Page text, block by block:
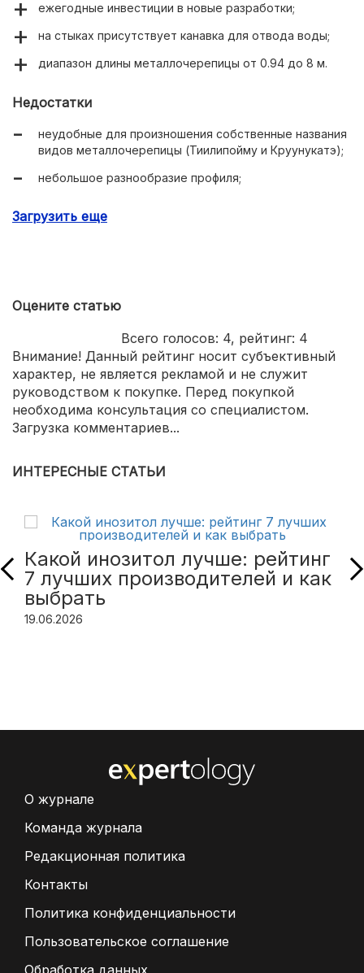
ежегодные инвестиции в новые разработки;
на стыках присутствует канавка для отвода воды;
диапазон длины металлочерепицы от 0.94 до 8 м.
Недостатки
неудобные для произношения собственные названия
видов металлочерепицы (Тиилипойму и Круунукатэ);
небольшое разнообразие профиля;
Загрузить еще
Оцените статью
Всего голосов: 4, рейтинг: 4
Внимание! Данный рейтинг носит субъективный
характер, не является рекламой и не служит
руководством к покупке. Перед покупкой
необходима консультация со специалистом.
Загрузка комментариев...
ИНТЕРЕСНЫЕ СТАТЬИ
Какой инозитол лучше: рейтинг
7 лучших производителей и как
выбрать
19.06.2026
О журнале
Команда журнала
Редакционная политика
Контакты
Политика конфиденциальности
Пользовательское соглашение